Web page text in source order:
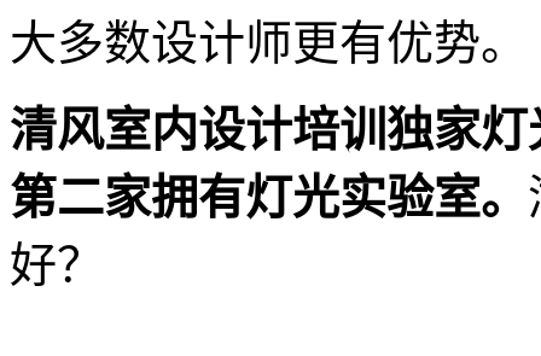
大多数设计师更有优势。
清风室内设计培训独家
第二家拥有灯光实验室。
好？